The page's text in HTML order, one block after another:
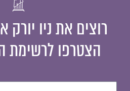
רוצים את ניו יורק
הצטרפו לרשימת